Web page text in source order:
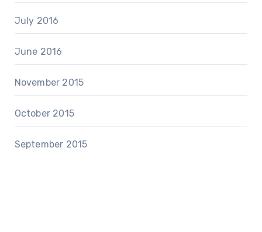
July 2016
June 2016
November 2015
October 2015
September 2015